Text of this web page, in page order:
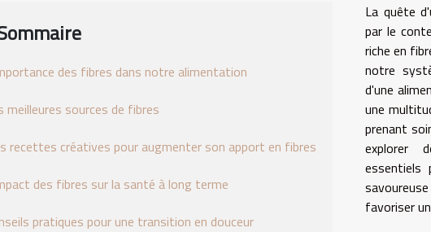
des fibres dans notre alimentation
meilleures sources de fibres
recettes créatives pour augmenter son apport en fibres
des fibres sur la santé à long terme
pratiques pour une transition en douceur
La quête
par le
riche en
notre
d'une
une
prenant
explorer
essentiels
favoriser